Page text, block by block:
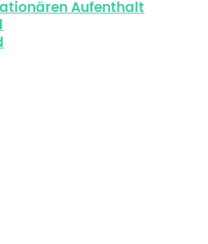
Aufenthalt